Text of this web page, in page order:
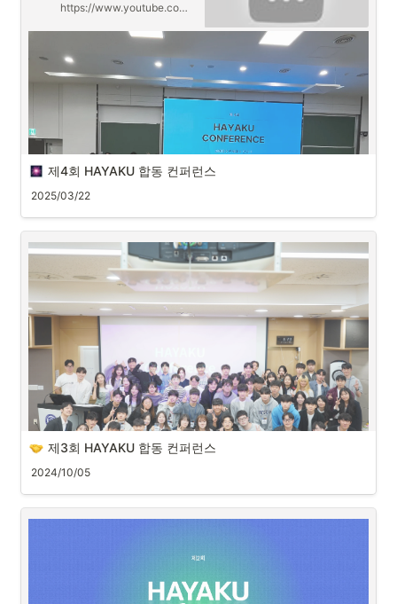
https://www.youtube.com/watch?v=dybCfy3GuWo
Talk: HAI
First Talk
Title
•
디퓨전 모델
제4회 HAYAKU 합동 컨퍼런스
2025/03/22
Talk: YAI
나만의 연구 수행하기
제3회 HAYAKU 합동 컨퍼런스
2024/10/05